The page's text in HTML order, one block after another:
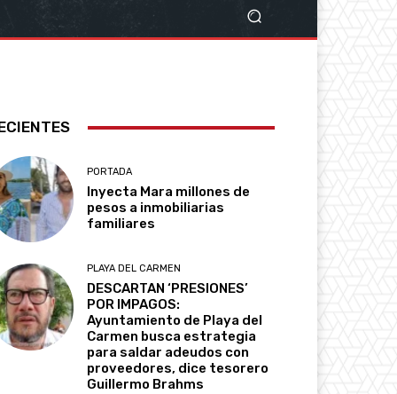
PORTADA
Inyecta Mara millones de
pesos a inmobiliarias
familiares
PLAYA DEL CARMEN
DESCARTAN ‘PRESIONES’
POR IMPAGOS:
Ayuntamiento de Playa del
Carmen busca estrategia
para saldar adeudos con
proveedores, dice tesorero
Guillermo Brahms